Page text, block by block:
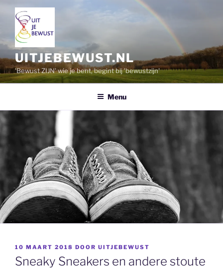
inhoud
UITJEBEWUST.NL
'Bewust ZIJN' wie je bent, begint bij 'bewustzijn'
Menu
GEPLAATST
OP
10 MAART 2018 DOOR UITJEBEWUST
Sneaky Sneakers en andere stoute